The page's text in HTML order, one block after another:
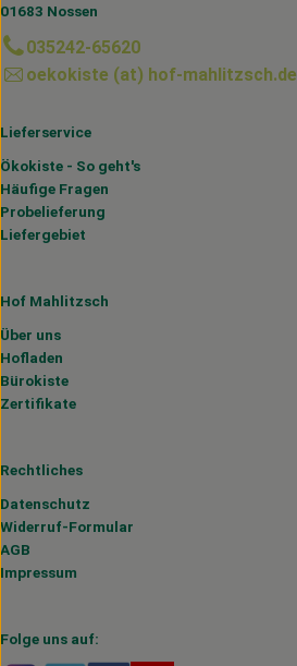
01683 Nossen
035242-65620
oekokiste (at) hof-mahlitzsch.de
Lieferservice
Ökokiste - So geht's
Häufige Fragen
Probelieferung
Liefergebiet
Hof Mahlitzsch
Über uns
Hofladen
Bürokiste
Zertifikate
Rechtliches
Datenschutz
Widerruf-Formular
AGB
Impressum
Folge uns auf: